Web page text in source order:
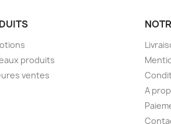
produits
ventes
A